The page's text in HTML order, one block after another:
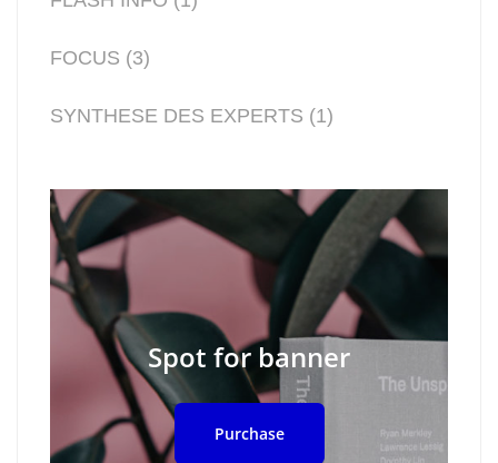
FOCUS (3)
SYNTHESE DES EXPERTS (1)
Spot for banner
Purchase